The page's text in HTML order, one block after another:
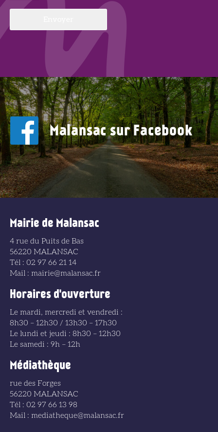
Malansac sur Facebook
Mairie de Malansac
4 rue du Puits de Bas
56220 MALANSAC
Tél : 02 97 66 21 14
Mail : mairie@malansac.fr
Horaires d'ouverture
Le mardi, mercredi et vendredi :
8h30 – 12h30 / 13h30 – 17h30
Le lundi et jeudi : 8h30 – 12h30
Le samedi : 9h – 12h
Médiathèque
rue des Forges
56220 MALANSAC
Tél : 02 97 66 13 98
Mail : mediatheque@malansac.fr